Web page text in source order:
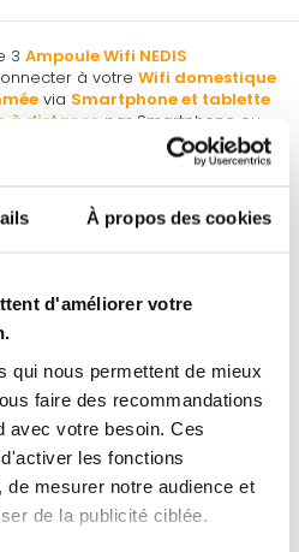
À propos des cookies
d'améliorer votre
qui nous permettent de mieux
faire des recommandations
avec votre besoin. Ces
les fonctions
mesurer notre audience et
de la publicité ciblée.
3 Ampoule Wifi NEDIS
à votre Wifi domestique
via Smartphone et tablette
à distance par Smartphone ou
d’un lustre ou d’une lampe,
habitation
lors de vos absences.
viaAPPLI Gratuite
un nombre indéfini de
la rallumer pour 1 heure….
va-et-vient.
des ampoules au
réglable de 800lm soit équivalent
ampoules Wifi àAmazon Alexa
des cambrioleurs : faire croire en
durant vos absences et dissuader